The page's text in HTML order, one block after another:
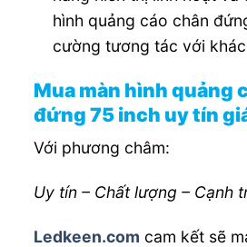
hình quảng cáo chân
cường tương tác với
Mua màn hình quảng
đứng 75 inch uy tín
Với phương châm:
Uy tín – Chất lượng – Cạnh
Ledkeen.com cam kết sẽ